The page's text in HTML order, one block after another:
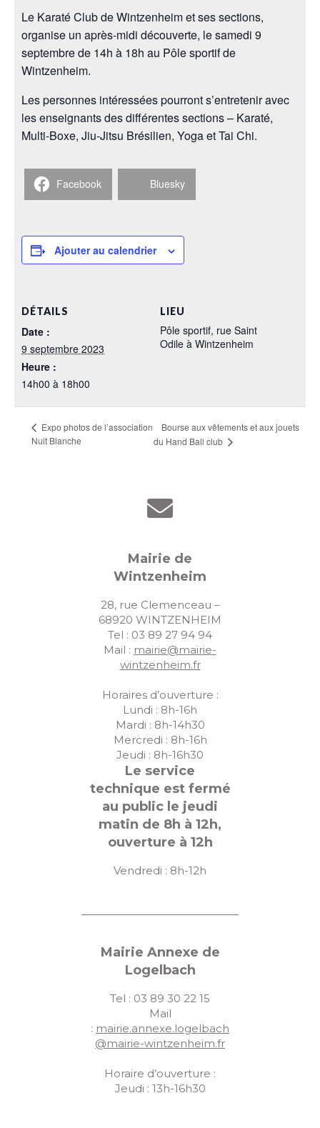
Le Karaté Club de Wintzenheim et ses sections,
organise un après-midi découverte, le samedi 9
septembre de 14h à 18h au Pôle sportif de
Wintzenheim.
Les personnes intéressées pourront s’entretenir avec
les enseignants des différentes sections – Karaté,
Multi-Boxe, Jiu-Jitsu Brésilien, Yoga et Tai Chi.
Facebook Bluesky
Ajouter au calendrier
DÉTAILS
Date :
9 septembre 2023
Heure :
14h00 à 18h00
LIEU
Pôle sportif, rue Saint
Odile à Wintzenheim
Expo photos de l’association
Nuit Blanche
Bourse aux vêtements et aux jouets
du Hand Ball club
Mairie de
Wintzenheim
28, rue Clemenceau –
68920 WINTZENHEIM
Tel : 03 89 27 94 94
Mail : mairie@mairie-
wintzenheim.fr
Horaires d’ouverture :
Lundi : 8h-16h
Mardi : 8h-14h30
Mercredi : 8h-16h
Jeudi : 8h-16h30
Le service
technique est fermé
au public le jeudi
matin de 8h à 12h,
ouverture à 12h
Vendredi : 8h-12h
Mairie Annexe de
Logelbach
Tel : 03 89 30 22 15
Mail
: mairie.annexe.logelbach
@mairie-wintzenheim.fr
Horaire d’ouverture :
Jeudi : 13h-16h30